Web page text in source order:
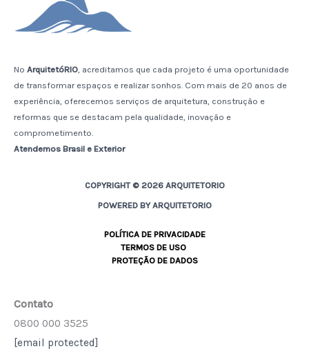
No ArquitetóRIO , acreditamos que cada projeto é uma oportunidade
de transformar espaços e realizar sonhos. Com mais de 20 anos de
experiência, oferecemos serviços de arquitetura, construção e
reformas que se destacam pela qualidade, inovação e
comprometimento.
Atendemos Brasil e Exterior
COPYRIGHT © 2026 ARQUITETORIO
POWERED BY ARQUITETORIO
POLÍTICA DE PRIVACIDADE
TERMOS DE USO
PROTEÇÃO DE DADOS
Contato
0800 000 3525
[email protected]